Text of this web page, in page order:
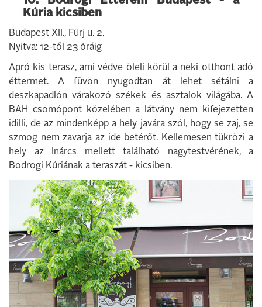
Kúria kicsiben
Budapest XII., Fürj u. 2.
Nyitva: 12-től 23 óráig
Apró kis terasz, ami védve öleli körül a neki otthont adó
éttermet. A füvön nyugodtan át lehet sétálni a
deszkapadlón várakozó székek és asztalok világába. A
BAH csomópont közelében a látvány nem kifejezetten
idilli, de az mindenképp a hely javára szól, hogy se zaj, se
szmog nem zavarja az ide betérőt. Kellemesen tükrözi a
hely az Inárcs mellett található nagytestvérének, a
Bodrogi Kúriának a teraszát - kicsiben.